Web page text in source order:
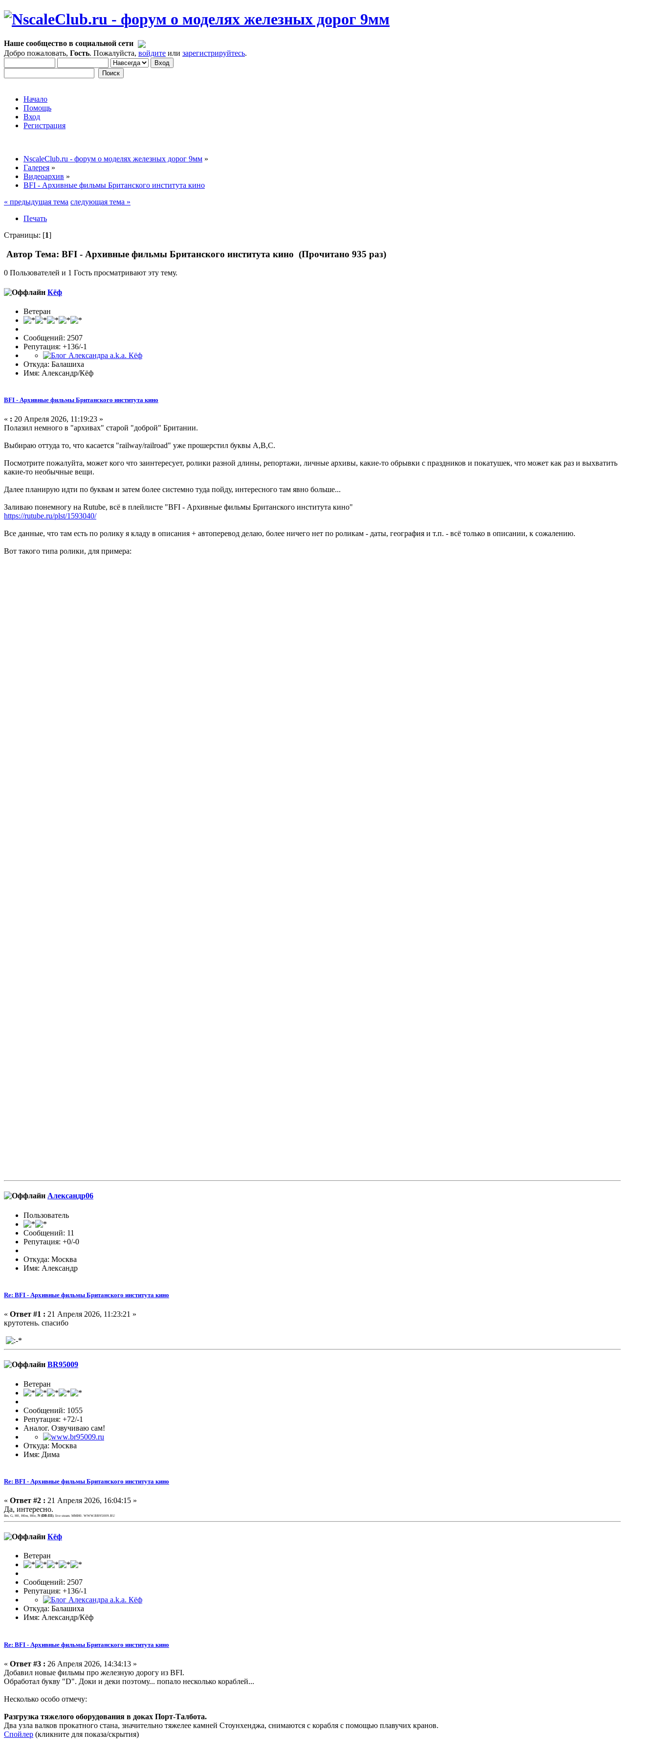
Наше сообщество в социальной сети
Добро пожаловать, Гость. Пожалуйста, войдите или зарегистрируйтесь.
Начало
Помощь
Вход
Регистрация
NscaleClub.ru - форум о моделях железных дорог 9мм »
Галерея »
Видеоархив »
BFI - Архивные фильмы Британского института кино
« предыдущая тема следующая тема »
Печать
Страницы: [1]
Автор Тема: BFI - Архивные фильмы Британского института кино (Прочитано 935 раз)
0 Пользователей и 1 Гость просматривают эту тему.
Кёф
Ветеран
Сообщений: 2507
Репутация: +136/-1
Откуда: Балашиха
Имя: Александр/Кёф
BFI - Архивные фильмы Британского института кино
« : 20 Апреля 2026, 11:19:23 »
Полазил немного в "архивах" старой "доброй" Британии.
Выбираю оттуда то, что касается "railway/railroad" уже прошерстил буквы A,B,C.
Посмотрите пожалуйта, может кого что заинтересует, ролики разной длины, репортажи, личные архивы, какие-то обрывки с праздников и покатушек, что может как раз и выхватить
какие-то необычные вещи.
Далее планирую идти по буквам и затем более системно туда пойду, интересного там явно больше...
Заливаю понемногу на Rutube, всё в плейлисте "BFI - Архивные фильмы Британского института кино"
https://rutube.ru/plst/1593040/
Все данные, что там есть по ролику я кладу в описания + автоперевод делаю, более ничего нет по роликам - даты, география и т.п. - всё только в описании, к сожалению.
Вот такого типа ролики, для примера:
Александр06
Пользователь
Сообщений: 11
Репутация: +0/-0
Откуда: Москва
Имя: Александр
Re: BFI - Архивные фильмы Британского института кино
« Ответ #1 : 21 Апреля 2026, 11:23:21 »
крутотень. спасибо
BR95009
Ветеран
Сообщений: 1055
Репутация: +72/-1
Аналог. Озвучиваю сам!
Откуда: Москва
Имя: Дима
Re: BFI - Архивные фильмы Британского института кино
« Ответ #2 : 21 Апреля 2026, 16:04:15 »
Да, интересно.
IIm, G, H0, H0m, H0e, N (DB-III) , live steam. MMH0. WWW.BR95009.RU
Кёф
Ветеран
Сообщений: 2507
Репутация: +136/-1
Откуда: Балашиха
Имя: Александр/Кёф
Re: BFI - Архивные фильмы Британского института кино
« Ответ #3 : 26 Апреля 2026, 14:34:13 »
Добавил новые фильмы про железную дорогу из BFI.
Обработал букву "D". Доки и деки поэтому... попало несколько кораблей...
Несколько особо отмечу:
Разгрузка тяжелого оборудования в доках Порт-Талбота.
Два узла валков прокатного стана, значительно тяжелее камней Стоунхенджа, снимаются с корабля с помощью плавучих кранов.
Спойлер (кликните для показа/скрытия)